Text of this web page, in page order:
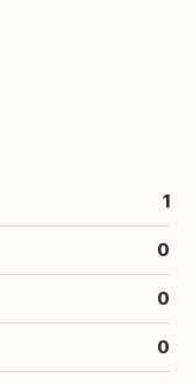
1
0
0
0